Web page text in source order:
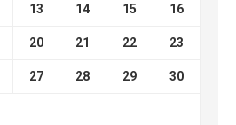
13 14 15 16
20 21 22 23
27 28 29 30